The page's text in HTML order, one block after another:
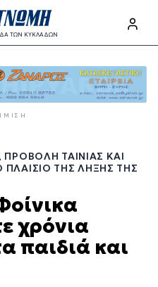
ΤΩΝ ΚΥΚΛΑΔΩΝ
ΠΡΟΒΟΛΉ ΤΑΙΝΊΑΣ ΚΑΙ
ΠΛΑΊΣΙΟ ΤΗΣ ΛΉΞΗΣ ΤΗΣ
χρόνια
παιδιά και